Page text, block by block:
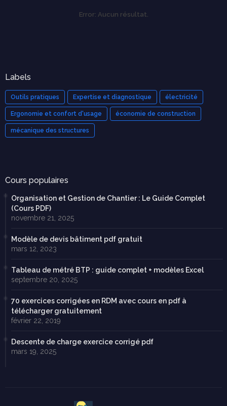
Error: Aucun résultat.
Labels
Outils pratiques Expertise et diagnostique électricité
Ergonomie et confort d'usage économie de construction
mécanique des structures
Cours populaires
Organisation et Gestion de Chantier : Le Guide Complet
(Cours PDF)
novembre 21, 2025
Modèle de devis bâtiment pdf gratuit
mars 12, 2023
Tableau de métré BTP : guide complet + modèles Excel
septembre 20, 2025
70 exercices corrigées en RDM avec cours en pdf à
télécharger gratuitement
février 22, 2019
Descente de charge exercice corrigé pdf
mars 19, 2025